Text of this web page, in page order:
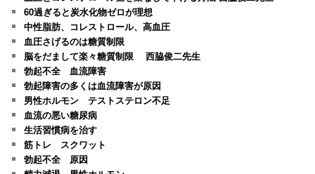
60過ぎると炭水化物ゼロが理想
中性脂肪、コレストロール、高血圧
血圧さげるのは糖質制限
脳をだまして楽々糖質制限 西脇俊二先生
勃起不全 血流障害
勃起障害の多くは血流障害が原因
男性ホルモン テストステロン不足
血流の悪い糖尿病
生活習慣病を治す
筋トレ スクワット
勃起不全 原因